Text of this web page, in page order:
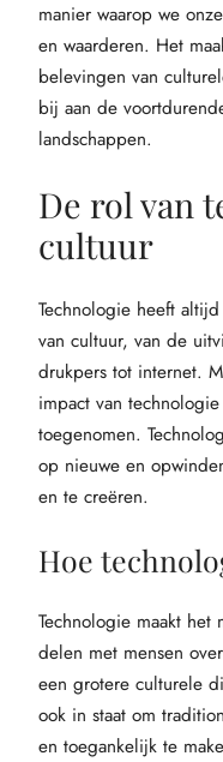
manier waarop we
en waarderen. Het
belevingen van
bij aan de
landschappen.
De rol van
cultuur
Technologie heeft
van cultuur, van de
drukpers tot internet.
impact van
toegenomen.
op nieuwe en
en te creëren.
Hoe
Technologie maakt
delen met mensen
een grotere culturele
ook in staat om
en toegankelijk te